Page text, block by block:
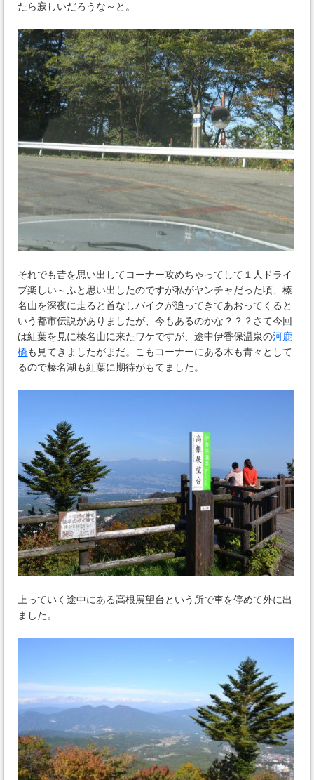
たら寂しいだろうな～と。
それでも昔を思い出してコーナー攻めちゃってして１人ドライ
ブ楽しい～ふと思い出したのですが私がヤンチャだった頃、榛
名山を深夜に走ると首なしバイクが追ってきてあおってくると
いう都市伝説がありましたが、今もあるのかな？？？さて今回
は紅葉を見に榛名山に来たワケですが、途中伊香保温泉の河鹿
橋も見てきましたがまだ。こもコーナーにある木も青々として
るので榛名湖も紅葉に期待がもてました。
上っていく途中にある高根展望台という所で車を停めて外に出
ました。